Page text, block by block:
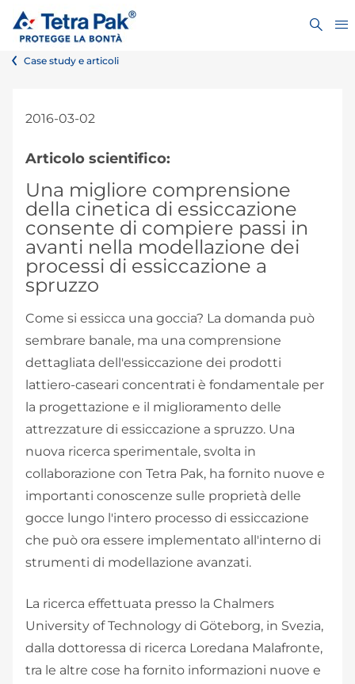
Case study e articoli
2016-03-02
Articolo scientifico:
Una migliore comprensione
della cinetica di essiccazione
consente di compiere passi in
avanti nella modellazione dei
processi di essiccazione a
spruzzo
Come si essicca una goccia? La domanda può
sembrare banale, ma una comprensione
dettagliata dell'essiccazione dei prodotti
lattiero-caseari concentrati è fondamentale per
la progettazione e il miglioramento delle
attrezzature di essiccazione a spruzzo. Una
nuova ricerca sperimentale, svolta in
collaborazione con Tetra Pak, ha fornito nuove e
importanti conoscenze sulle proprietà delle
gocce lungo l'intero processo di essiccazione
che può ora essere implementato all'interno di
strumenti di modellazione avanzati. ​​​
La ricerca effettuata presso la Chalmers
University of Technology di Göteborg, in Svezia,
dalla dottoressa di ricerca Loredana Malafronte,
tra le altre cose ha fornito informazioni nuove e